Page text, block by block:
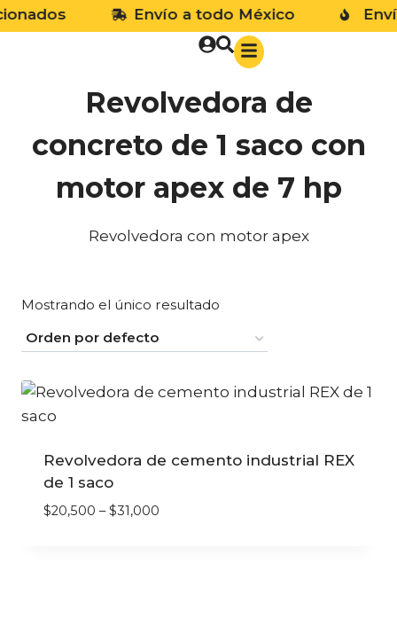
Envío a todo México Envío
Revolvedora de
concreto de 1 saco con
motor apex de 7 hp
Revolvedora con motor apex
Mostrando el único resultado
Revolvedora de cemento industrial REX
de 1 saco
$20,500 – $31,000